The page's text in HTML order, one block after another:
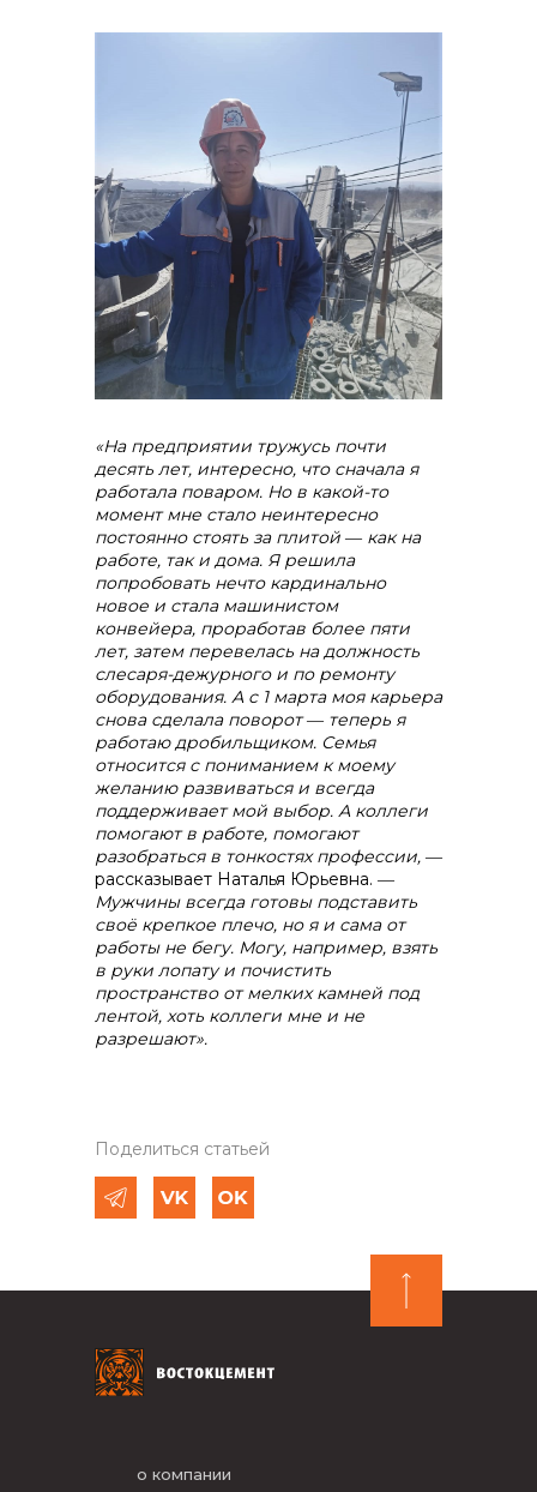
«На предприятии тружусь почти
десять лет, интересно, что сначала я
работала поваром. Но в какой-то
момент мне стало неинтересно
постоянно стоять за плитой ― как на
работе, так и дома. Я решила
попробовать нечто кардинально
новое и стала машинистом
конвейера, проработав более пяти
лет, затем перевелась на должность
слесаря-дежурного и по ремонту
оборудования. А с 1 марта моя карьера
снова сделала поворот ― теперь я
работаю дробильщиком. Семья
относится с пониманием к моему
желанию развиваться и всегда
поддерживает мой выбор. А коллеги
помогают в работе, помогают
разобраться в тонкостях профессии, ―
рассказывает Наталья Юрьевна. ―
Мужчины всегда готовы подставить
своё крепкое плечо, но я и сама от
работы не бегу. Могу, например, взять
в руки лопату и почистить
пространство от мелких камней под
лентой, хоть коллеги мне и не
разрешают».
Поделиться статьей
о компании